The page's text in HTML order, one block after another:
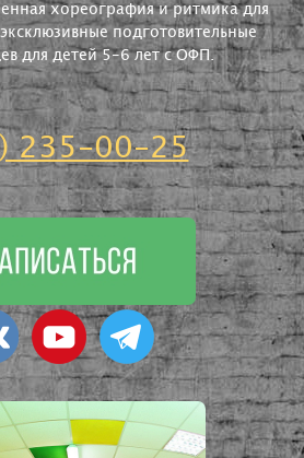
хореография и ритмика для
подготовительные
для детей 5-6 лет с ОФП.
235-00-25